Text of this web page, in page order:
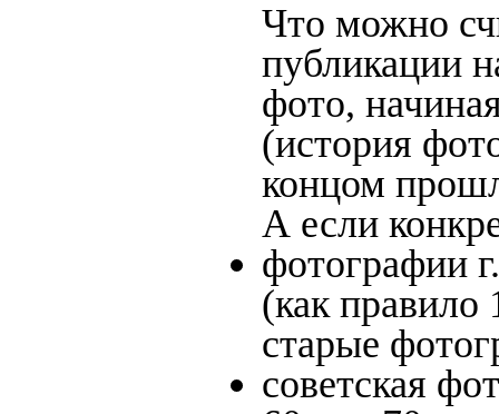
Что можно
публикации
фото,
(история
концом
А если
фотографии
(как
старые
советская